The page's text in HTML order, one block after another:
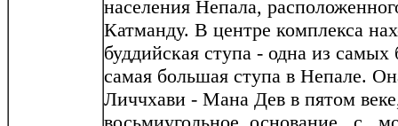
населения Непала,
Катманду. В центре комплекса
буддийская ступа - одна из
самая большая ступа в Непале.
Личчхави - Мана Дев в пятом